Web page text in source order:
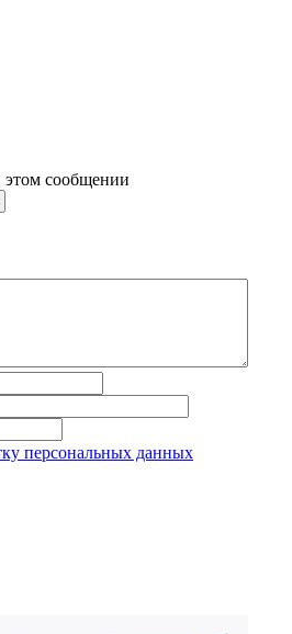
этом сообщении
персональных данных